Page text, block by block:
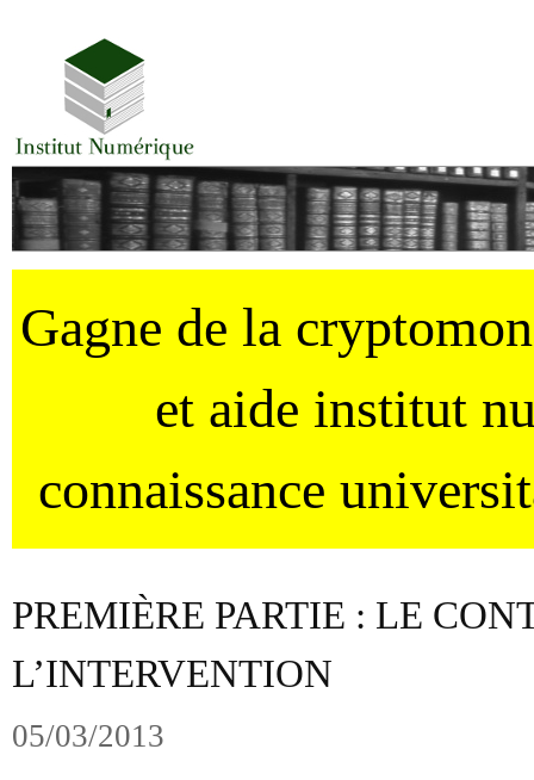
Gagne de la
et aide institut
connaissance
PREMIÈRE PARTIE : LE
L’INTERVENTION
05/03/2013